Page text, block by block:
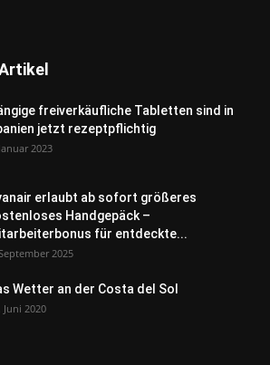
freiverkäufliche Tabletten sind in
jetzt rezeptpflichtig
2023
erlaubt ab sofort größeres
Handgepäck –
für entdeckte...
2025
Wetter an der Costa del Sol
Juni 2020